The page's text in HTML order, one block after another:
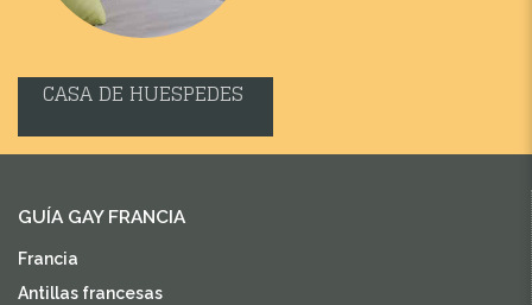
CASA DE HUESPEDES
GUÍA GAY FRANCIA
Francia
Antillas francesas